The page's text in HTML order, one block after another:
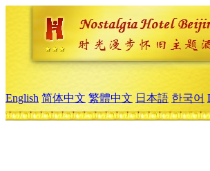
English 简体中文 繁體中文 日本語 한국어